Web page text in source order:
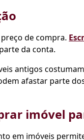
de compra.
da conta.
antigos
afastar parte
imóvel
em imóveis